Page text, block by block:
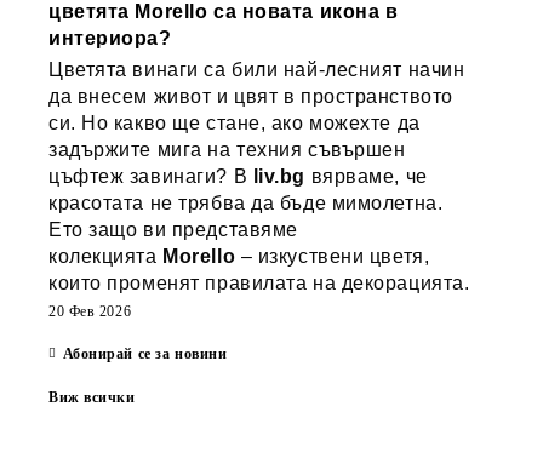
цветята Morello са новата икона в
интериора?
Цветята винаги са били най-лесният начин
да внесем живот и цвят в пространството
си. Но какво ще стане, ако можехте да
задържите мига на техния съвършен
цъфтеж завинаги? В
liv.bg вярваме, че
красотата не трябва да бъде мимолетна.
Ето защо ви представяме
колекцията Morello – изкуствени цветя,
които променят правилата на декорацията.
20 Фев 2026
Абонирай се за новини
Виж всички